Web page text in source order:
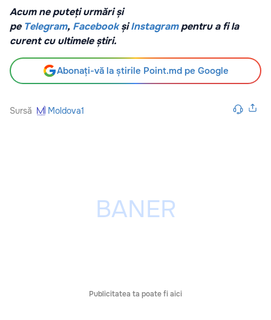
Acum ne puteți urmări și
pe Telegram, Facebook șiInstagrampentru a fi la
curent cu ultimele știri.
Abonați-vă la știrile Point.md pe Google
Sursă Moldova1
Publicitatea ta poate fi aici